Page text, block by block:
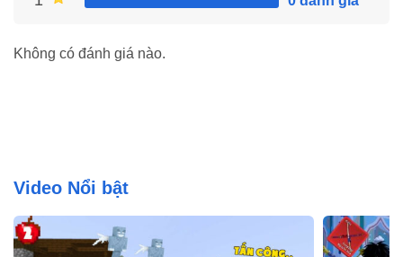
Không có đánh giá nào.
Video Nổi bật